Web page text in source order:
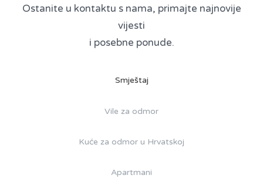
Ostanite u kontaktu s nama, primajte najnovije
vijesti
i posebne ponude.
Smještaj
Vile za odmor
Kuće za odmor u Hrvatskoj
Apartmani